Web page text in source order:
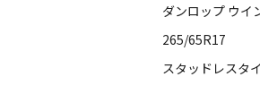
ダンロップ ウイ
265/65R17
スタッドレスタ